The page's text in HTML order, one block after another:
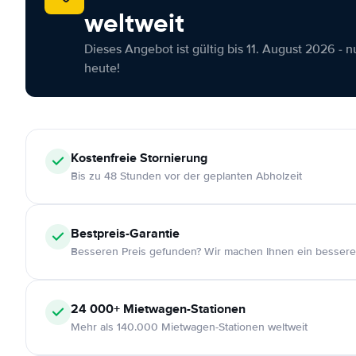
weltweit
Dieses Angebot ist gültig bis 11. August 2026 -
heute!
KostenfreieStornierung
Bis zu 48 Stunden vor der geplanten Abholzeit
Bestpreis-Garantie
Besseren Preis gefunden? Wir machen Ihnen ein
24 000+ Mietwagen-Stationen
Mehr als 140.000 Mietwagen-Stationen weltweit